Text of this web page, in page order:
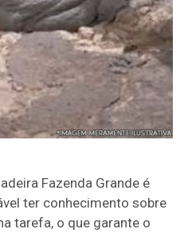
Fazenda Grande é
ter conhecimento sobre
tarefa, o que garante o